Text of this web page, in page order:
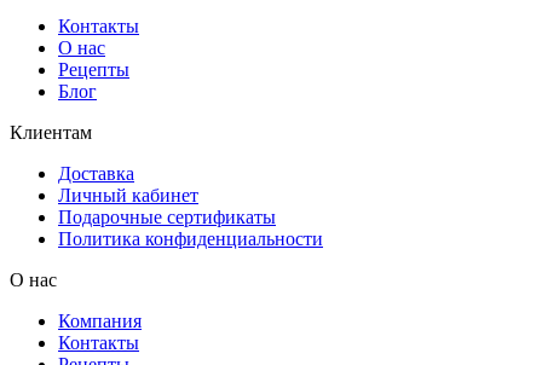
Контакты
О нас
Рецепты
Блог
Клиентам
Доставка
Личный кабинет
Подарочные сертификаты
Политика конфиденциальности
О нас
Компания
Контакты